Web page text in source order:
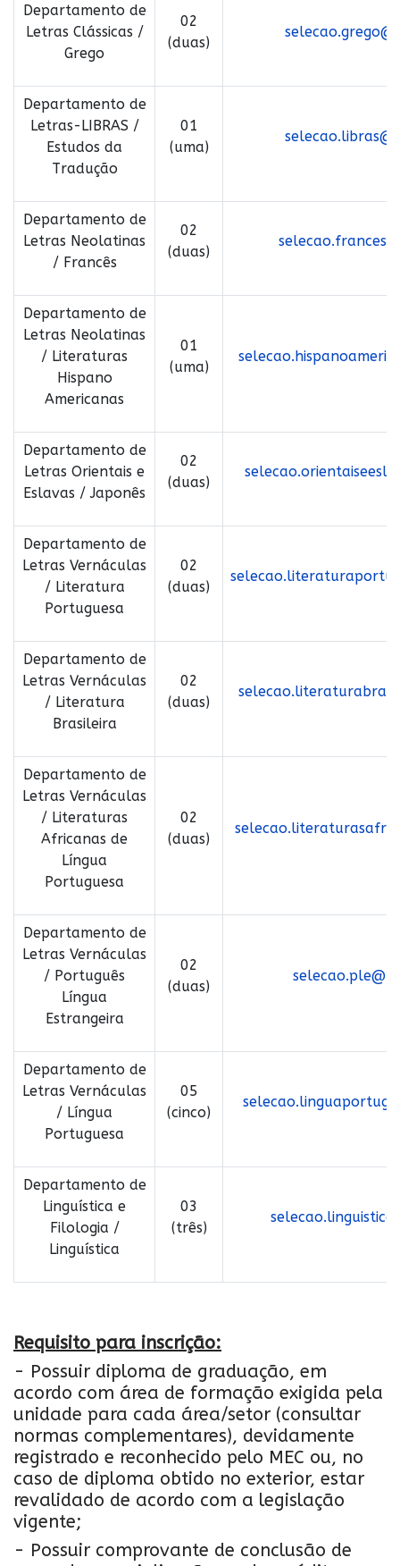
Departamento de
Letras Clássicas /
Grego
02
(duas)
Departamento de
Letras-LIBRAS /
Estudos da
Tradução
01
(uma)
Departamento de
Letras Neolatinas
/ Francês
02
(duas)
Departamento de
Letras Neolatinas
/ Literaturas
Hispano
Americanas
01
(uma)
Departamento de
Letras Orientais e
Eslavas / Japonês
02
(duas)
Departamento de
Letras Vernáculas
/ Literatura
Portuguesa
02
(duas)
Departamento de
Letras Vernáculas
/ Literatura
Brasileira
02
(duas)
Departamento de
Letras Vernáculas
/ Literaturas
Africanas de
Língua
Portuguesa
02
(duas)
Departamento de
Letras Vernáculas
/ Português
Língua
Estrangeira
02
(duas)
Departamento de
Letras Vernáculas
/ Língua
Portuguesa
05
(cinco)
Departamento de
Linguística e
Filologia /
Linguística
03
(três)
Requisito para inscrição:
- Possuir diploma de graduação, em
acordo com área de formação exigida pela
unidade para cada área/setor (consultar
normas complementares), devidamente
registrado e reconhecido pelo MEC ou, no
caso de diploma obtido no exterior, estar
revalidado de acordo com a legislação
vigente;
- Possuir comprovante de conclusão de